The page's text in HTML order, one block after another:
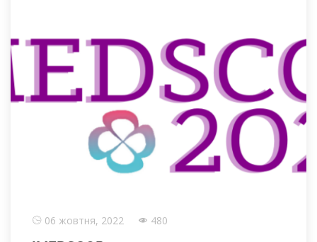
06 жовтня, 2022 480